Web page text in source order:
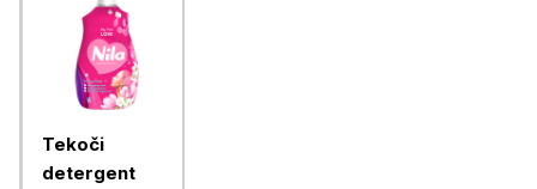
Tekoči
detergent